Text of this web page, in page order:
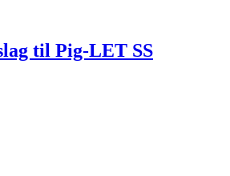
til Pig-LET SS